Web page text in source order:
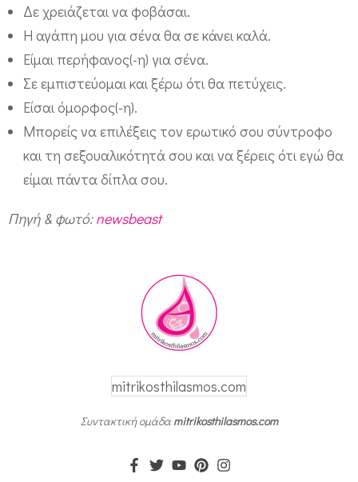
ι
δ
ι
ώ
ν
σ
Δε χρειάζεται να φοβάσαι.
Η αγάπη μου για σένα θα σε κάνει καλά.
Είμαι περήφανος(-η) για σένα.
Σε εμπιστεύομαι και ξέρω ότι θα πετύχεις.
Είσαι όμορφος(-η).
Μπορείς να επιλέξεις τον ερωτικό σου σύντροφο
και τη σεξουαλικότητά σου και να ξέρεις ότι εγώ θα
είμαι πάντα δίπλα σου.
Πηγή & φωτό:newsbeast
mitrikosthilasmos.com
Συντακτική ομάδαmitrikosthilasmos.com